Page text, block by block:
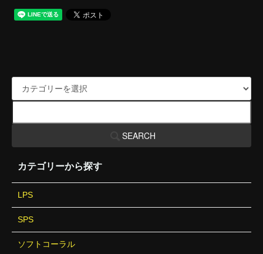
SEARCH
カテゴリーから探す
LPS
SPS
ソフトコーラル